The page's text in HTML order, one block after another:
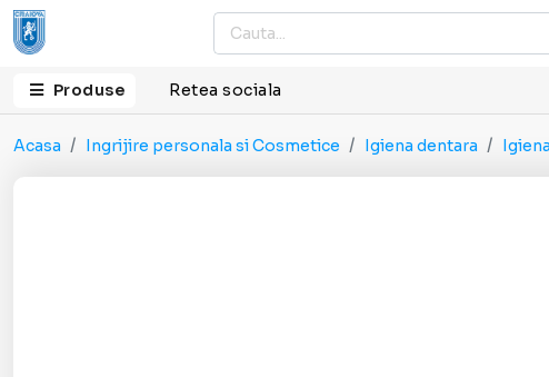
Produse Retea sociala
Acasa Ingrijire personala si Cosmetice Igiena dentara